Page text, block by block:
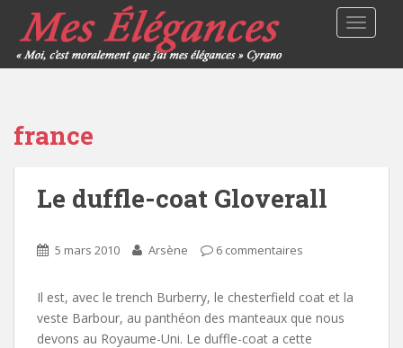
france
Le duffle-coat Gloverall
5 mars 2010 Arsène 6 commentaires
Il est, avec le trench Burberry, le chesterfield coat et la
veste Barbour, au panthéon des manteaux que nous
devons au Royaume-Uni. Le duffle-coat a cette